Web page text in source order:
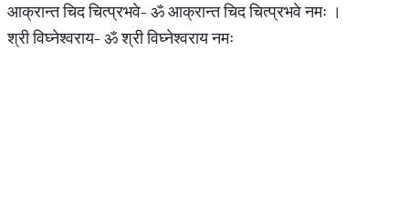
आक्रान्त चिद चित्प्रभवे- ॐ आक्रान्त चिद चित्प्रभवे नमः ।
श्री विघ्नेश्वराय- ॐ श्री विघ्नेश्वराय नमः